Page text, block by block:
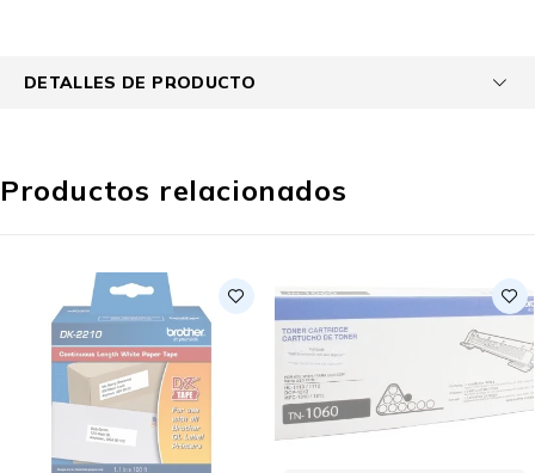
DETALLES DE PRODUCTO
Productos relacionados